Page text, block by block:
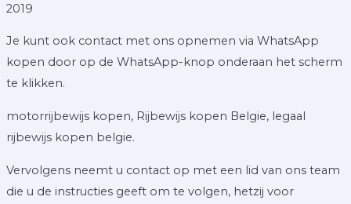
2019
Je kunt ook contact met ons opnemen via WhatsApp
kopen door op de WhatsApp-knop onderaan het scherm
te klikken.
motorrijbewijs kopen, Rijbewijs kopen Belgie, legaal
rijbewijs kopen belgie.
Vervolgens neemt u contact op met een lid van ons team
die u de instructies geeft om te volgen, hetzij voor